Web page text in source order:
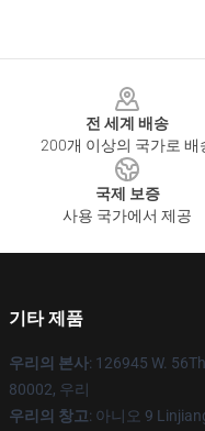
전 세계 배송
200개 이상의 국가로 배
국제 보증
사용 국가에서 제공
기타 제품
우리의 본사: 126945 W.
80002, 우리
우리의 창고: 아니오 9